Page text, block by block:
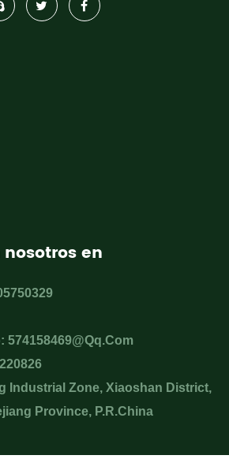
en
574158469@qq.com
Industrial Zone, Xiaoshan District,
Province, P.R.China